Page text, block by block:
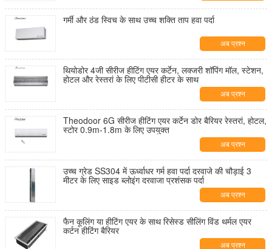
गर्मी और ठंड स्विच के साथ उच्च शक्ति ताप हवा पर्दा
अब प्रश्न
थियोडोर 4जी सीरीज हीटिंग एयर कर्टेन, लक्जरी शॉपिंग मॉल, स्टेशन,
होटल और रेस्तरां के लिए पीटीसी हीटर के साथ
अब प्रश्न
Theodoor 6G सीरीज हीटिंग एयर कर्टेन डोर बैरियर रेस्तरां, होटल,
स्टोर 0.9m-1.8m के लिए उपयुक्त
अब प्रश्न
उच्च ग्रेड SS304 में ऊर्ध्वाधर गर्म हवा पर्दा दरवाजे की चौड़ाई 3
मीटर के लिए साइड ब्लोइंग दरवाजा प्रशंसक पर्दा
अब प्रश्न
फैन कूलिंग या हीटिंग एयर के साथ रिसेस्ड सीलिंग विंड थर्मल एयर
कर्टन हीटिंग बैरियर
अब प्रश्न